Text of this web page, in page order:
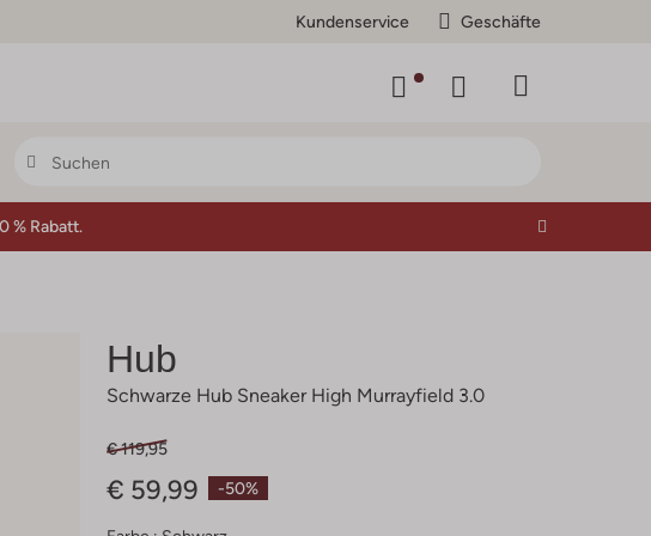
Kundenservice Geschäfte
% Rabatt.
Hub
Schwarze Hub Sneaker High Murrayfield 3.0
-50%
€ 119,95
€ 59,99